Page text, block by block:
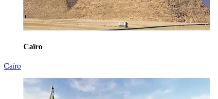
Caïro
Caïro